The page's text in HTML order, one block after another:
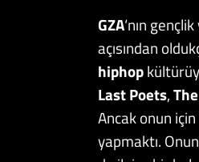
GZA‘nın
açısından
hiphop
Last Poets,
Ancak onun
yapmaktı.